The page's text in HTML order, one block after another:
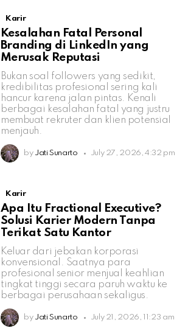
Karir
Kesalahan Fatal Personal
Branding di LinkedIn yang
Merusak Reputasi
Bukan soal followers yang sedikit,
kredibilitas profesional sering kali
hancur karena jalan pintas. Kenali
berbagai kesalahan fatal yang justru
membuat rekruter dan klien potensial
menjauh.
by Jati Sunarto July 27, 2026, 4:32 pm
Karir
Apa Itu Fractional Executive?
Solusi Karier Modern Tanpa
Terikat Satu Kantor
Keluar dari jebakan korporasi
konvensional. Saatnya para
profesional senior menjual keahlian
tingkat tinggi secara paruh waktu ke
berbagai perusahaan sekaligus.
by Jati Sunarto July 21, 2026, 11:23 am